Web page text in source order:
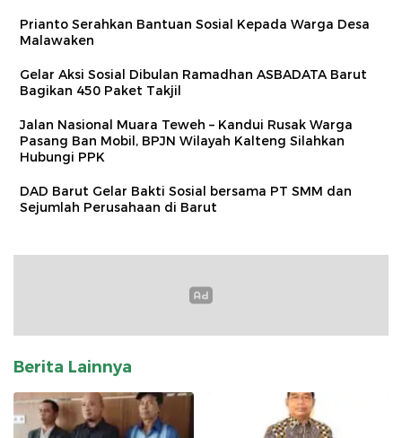
Prianto Serahkan Bantuan Sosial Kepada Warga Desa
Malawaken
Gelar Aksi Sosial Dibulan Ramadhan ASBADATA Barut
Bagikan 450 Paket Takjil
Jalan Nasional Muara Teweh – Kandui Rusak Warga
Pasang Ban Mobil, BPJN Wilayah Kalteng Silahkan
Hubungi PPK
DAD Barut Gelar Bakti Sosial bersama PT SMM dan
Sejumlah Perusahaan di Barut
Berita Lainnya